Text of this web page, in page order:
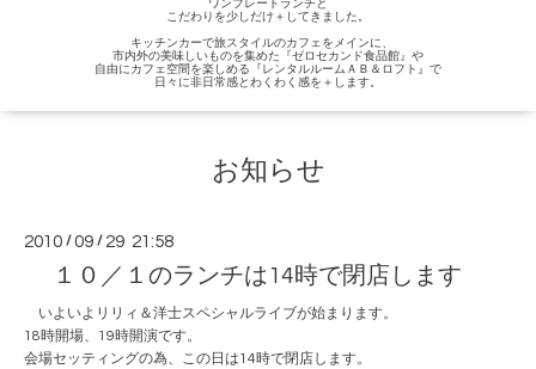
ワンプレートランチと
こだわりを少しだけ＋してきました。
キッチンカーで旅スタイルのカフェをメインに、
市内外の美味しいものを集めた『ゼロセカンド食品館』や
自由にカフェ空間を楽しめる『レンタルルームＡＢ＆ロフト』で
日々に非日常感とわくわく感を＋します。
お知らせ
2010 /09 / 29 21:58
１０／１のランチは14時で閉店します
いよいよリリィ＆洋士スペシャルライブが始まります。
18時開場、19時開演です。
会場セッティングの為、この日は14時で閉店します。